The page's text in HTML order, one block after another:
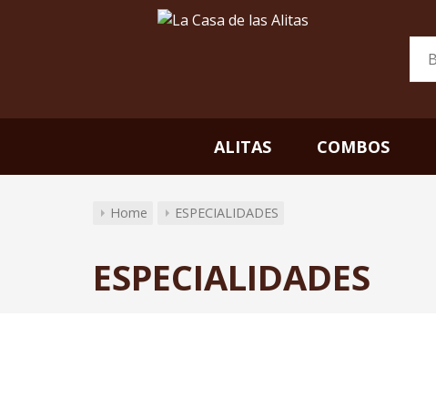
ALITAS COMBOS
Home ESPECIALIDADES
ESPECIALIDADES